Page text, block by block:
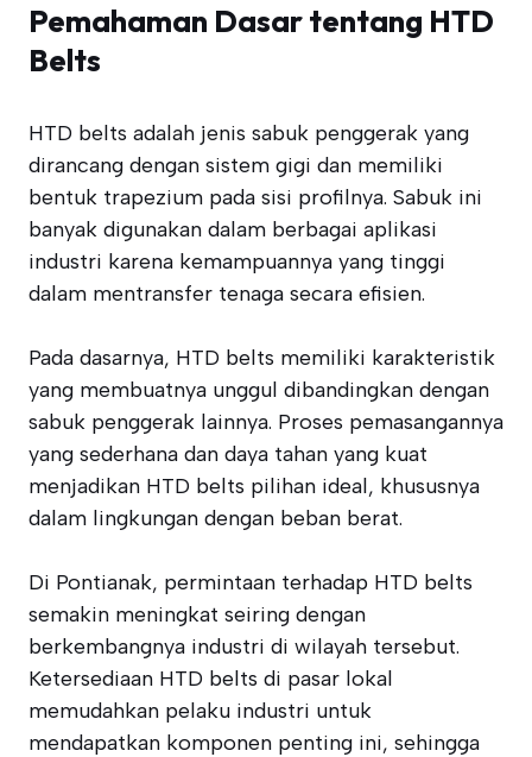
Pemahaman Dasar tentang HTD
Belts
HTD belts adalah jenis sabuk penggerak yang
dirancang dengan sistem gigi dan memiliki
bentuk trapezium pada sisi profilnya. Sabuk ini
banyak digunakan dalam berbagai aplikasi
industri karena kemampuannya yang tinggi
dalam mentransfer tenaga secara efisien.
Pada dasarnya, HTD belts memiliki karakteristik
yang membuatnya unggul dibandingkan dengan
sabuk penggerak lainnya. Proses pemasangannya
yang sederhana dan daya tahan yang kuat
menjadikan HTD belts pilihan ideal, khususnya
dalam lingkungan dengan beban berat.
Di Pontianak, permintaan terhadap HTD belts
semakin meningkat seiring dengan
berkembangnya industri di wilayah tersebut.
Ketersediaan HTD belts di pasar lokal
memudahkan pelaku industri untuk
mendapatkan komponen penting ini, sehingga